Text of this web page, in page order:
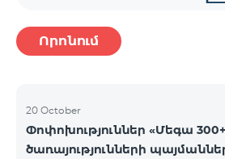
Որոնում
20 October
Փոփոխություններ «Մեգա
ծառայությունների